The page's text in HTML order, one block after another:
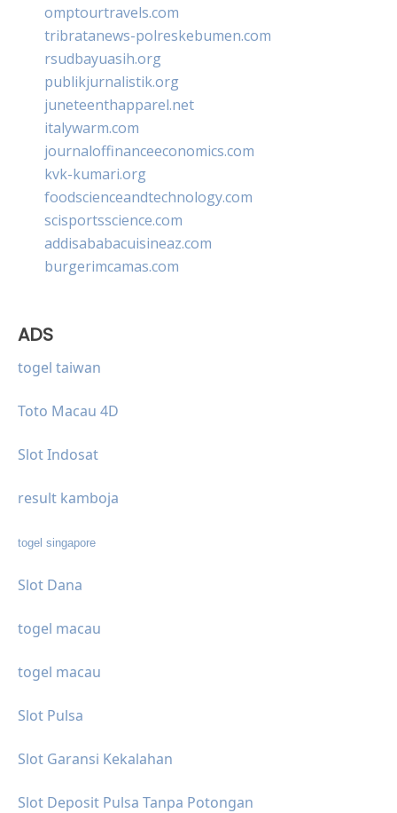
omptourtravels.com
tribratanews-polreskebumen.com
rsudbayuasih.org
publikjurnalistik.org
juneteenthapparel.net
italywarm.com
journaloffinanceeconomics.com
kvk-kumari.org
foodscienceandtechnology.com
scisportsscience.com
addisababacuisineaz.com
burgerimcamas.com
ADS
togel taiwan
Toto Macau 4D
Slot Indosat
result kamboja
togel singapore
Slot Dana
togel macau
togel macau
Slot Pulsa
Slot Garansi Kekalahan
Slot Deposit Pulsa Tanpa Potongan